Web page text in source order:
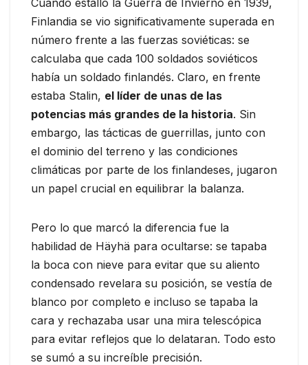
Finlandia se vio significativamente superada en
número frente a las fuerzas soviéticas: se
calculaba que cada 100 soldados soviéticos
había un soldado finlandés. Claro, en frente
estaba Stalin, el líder de unas de las
potencias más grandes de la historia. Sin
embargo, las tácticas de guerrillas, junto con
el dominio del terreno y las condiciones
climáticas por parte de los finlandeses, jugaron
un papel crucial en equilibrar la balanza.
Pero lo que marcó la diferencia fue la
habilidad de Häyhä para ocultarse: se tapaba
la boca con nieve para evitar que su aliento
condensado revelara su posición, se vestía de
blanco por completo e incluso se tapaba la
cara y rechazaba usar una mira telescópica
para evitar reflejos que lo delataran. Todo esto
se sumó a su increíble precisión.